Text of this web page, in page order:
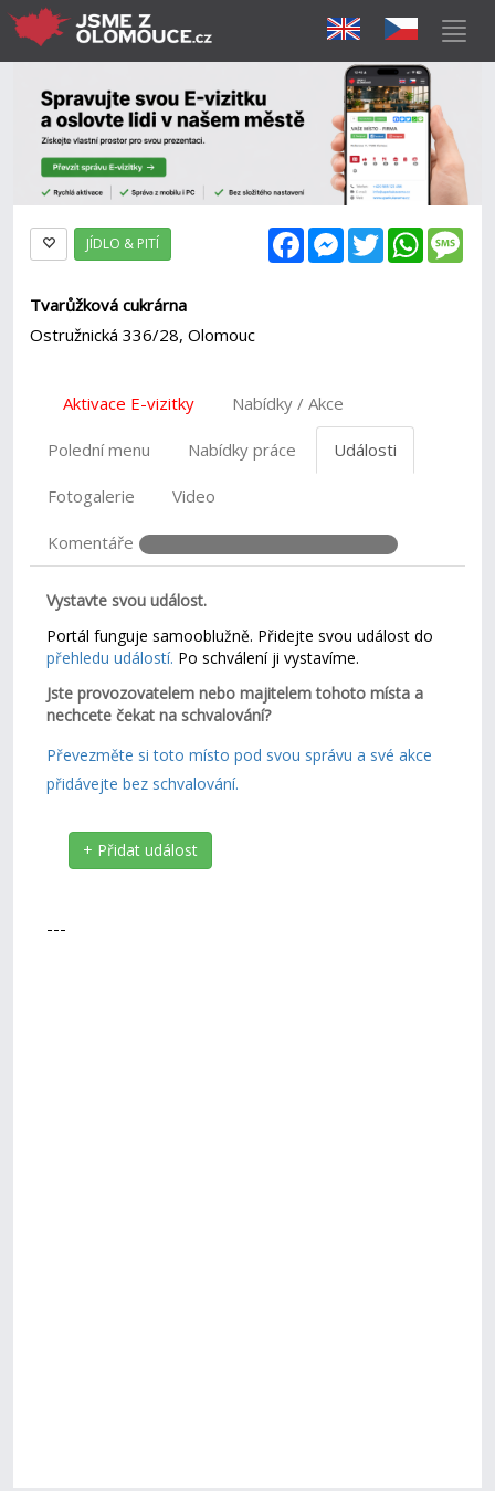
FacebookMessenger
Twitter
JÍDLO & PITÍ
Tvarůžková cukrárna
Ostružnická 336/28, Olomouc
Aktivace E-vizitky Nabídky / Akce
Polední menu Nabídky práce Události
Fotogalerie Video
Komentáře
Vystavte svou událost.
Portál funguje samooblužně. Přidejte svou událost do
přehledu událostí. Po schválení ji vystavíme.
Jste provozovatelem nebo majitelem tohoto místa a
nechcete čekat na schvalování?
Převezměte si toto místo pod svou správu a své akce
přidávejte bez schvalování.
+ Přidat událost
---